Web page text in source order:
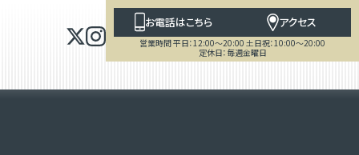
お電話はこちら アクセス
営業時間 平日：12:00～20:00 土日祝：10:00～20:00
定休日：毎週金曜日